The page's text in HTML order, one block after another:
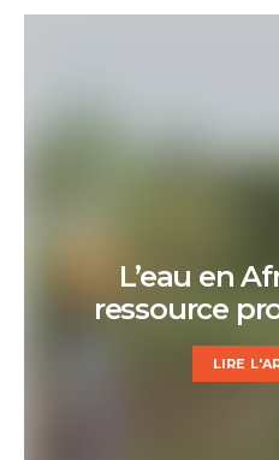
L’eau en
ressource
LIRE